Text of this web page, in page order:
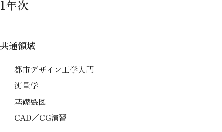
1年次
共通領域
都市デザイン工学入門
測量学
基礎製図
CAD／CG演習